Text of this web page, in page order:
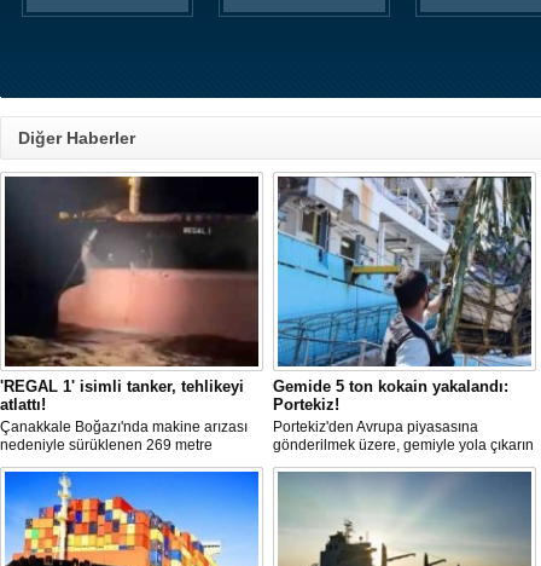
Diğer Haberler
'REGAL 1' isimli tanker, tehlikeyi
atlattı!
Çanakkale Boğazı'nda makine arızası
nedeniyle sürüklenen 269 metre
uzunluğundaki 'REGAL 1' isimli tanker,
römorkörler yardımıyla Şevketiye Demir
Sahası'na çekilerek kurtarıldı.
Gemide 5 ton kokain yakalandı:
Portekiz!
Portekiz'den Avrupa piyasasına
gönderilmek üzere, gemiyle yola çıkarın
5 ton kokain, Portekiz polisi ile Portekiz
operasyonuyla durduruldu. Operasyon
kapsamında, gemideki iki yabancı
uyruklu kişi bir gemi mürettebatı
gözaltına alındı.